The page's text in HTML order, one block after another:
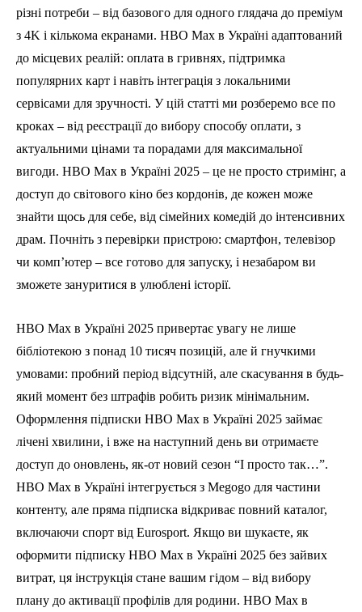
різні потреби – від базового для одного глядача до преміум
з 4K і кількома екранами. HBO Max в Україні адаптований
до місцевих реалій: оплата в гривнях, підтримка
популярних карт і навіть інтеграція з локальними
сервісами для зручності. У цій статті ми розберемо все по
кроках – від реєстрації до вибору способу оплати, з
актуальними цінами та порадами для максимальної
вигоди. HBO Max в Україні 2025 – це не просто стримінг, а
доступ до світового кіно без кордонів, де кожен може
знайти щось для себе, від сімейних комедій до інтенсивних
драм. Почніть з перевірки пристрою: смартфон, телевізор
чи комп’ютер – все готово для запуску, і незабаром ви
зможете зануритися в улюблені історії.
HBO Max в Україні 2025 привертає увагу не лише
бібліотекою з понад 10 тисяч позицій, але й гнучкими
умовами: пробний період відсутній, але скасування в будь-
який момент без штрафів робить ризик мінімальним.
Оформлення підписки HBO Max в Україні 2025 займає
лічені хвилини, і вже на наступний день ви отримаєте
доступ до оновлень, як-от новий сезон “І просто так…”.
HBO Max в Україні інтегрується з Megogo для частини
контенту, але пряма підписка відкриває повний каталог,
включаючи спорт від Eurosport. Якщо ви шукаєте, як
оформити підписку HBO Max в Україні 2025 без зайвих
витрат, ця інструкція стане вашим гідом – від вибору
плану до активації профілів для родини. HBO Max в